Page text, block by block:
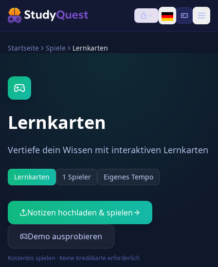
Startseite Spiele Lernkarten
Lernkarten
Vertiefe dein Wissen mit interaktiven Lernkarten
Lernkarten 1 Spieler Eigenes Tempo
Notizen hochladen & spielen
Demo ausprobieren
Kostenlos spielen · Keine Kreditkarte erforderlich